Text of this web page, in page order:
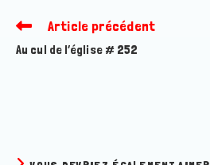
Read
articles
Article précédent
Au cul de l’église # 252